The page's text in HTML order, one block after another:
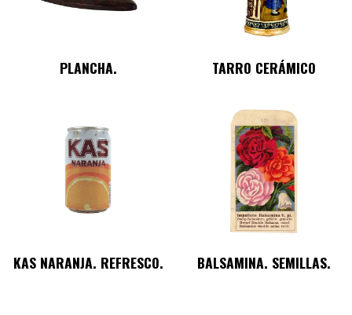
PLANCHA. TARRO CERÁMICO
KAS NARANJA. REFRESCO. BALSAMINA. SEMILLAS.